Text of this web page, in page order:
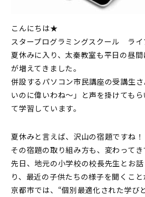
こんにちは★
スタープログラミングスクール ライ
夏休みに入り、太秦教室も平日の昼
が増えてきました。
併設するパソコン市民講座の受講生
いのに偉いわね～」と声を掛けても
て学習しています。
夏休みと言えば、沢山の宿題ですね！
その宿題の取り組み方も、変わってき
先日、地元の小学校の校長先生とお
り、最近の子供たちの様子を聞くこと
京都市では、“個別最適化された学び